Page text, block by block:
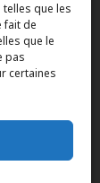
que les
fait de
que le
pas
certaines